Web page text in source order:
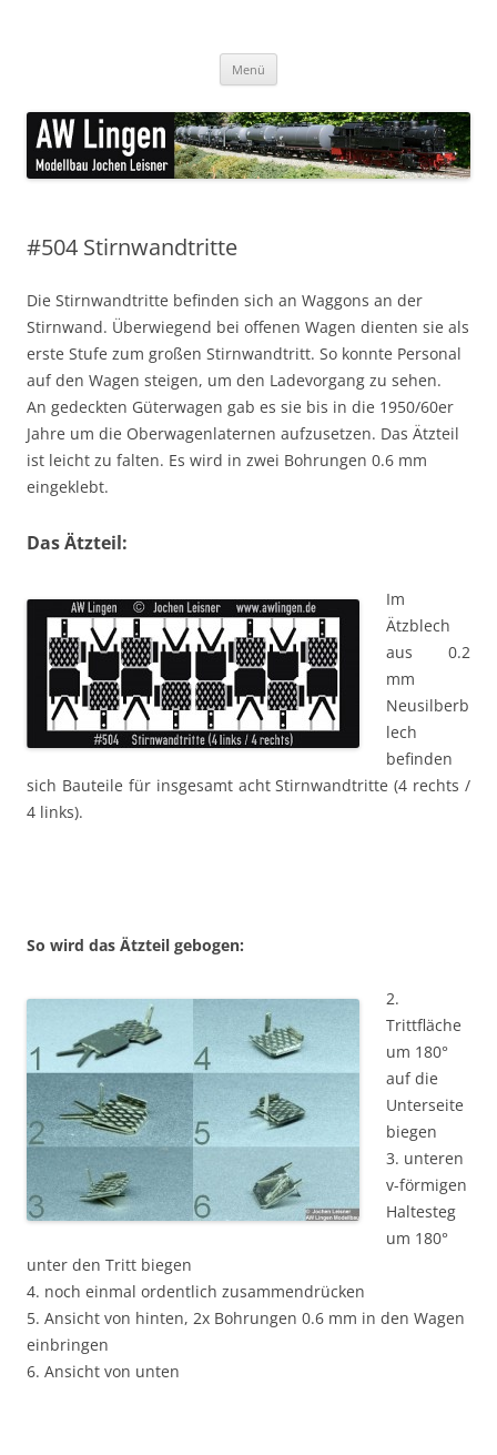
Menü
#504 Stirnwandtritte
Die Stirnwandtritte befinden sich an Waggons an der
Stirnwand. Überwiegend bei offenen Wagen dienten sie als
erste Stufe zum großen Stirnwandtritt. So konnte Personal
auf den Wagen steigen, um den Ladevorgang zu sehen.
An gedeckten Güterwagen gab es sie bis in die 1950/60er
Jahre um die Oberwagenlaternen aufzusetzen. Das Ätzteil
ist leicht zu falten. Es wird in zwei Bohrungen 0.6 mm
eingeklebt.
Das Ätzteil:
Im
Ätzblech
aus 0.2
mm
Neusilberb
lech
befinden
sich Bauteile für insgesamt acht Stirnwandtritte (4 rechts /
4 links).
So wird das Ätzteil gebogen:
2.
Trittfläche
um 180°
auf die
Unterseite
biegen
3. unteren
v-förmigen
Haltesteg
um 180°
unter den Tritt biegen
4. noch einmal ordentlich zusammendrücken
5. Ansicht von hinten, 2x Bohrungen 0.6 mm in den Wagen
einbringen
6. Ansicht von unten